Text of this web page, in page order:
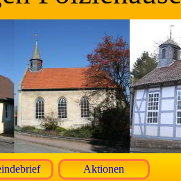
Aktionen